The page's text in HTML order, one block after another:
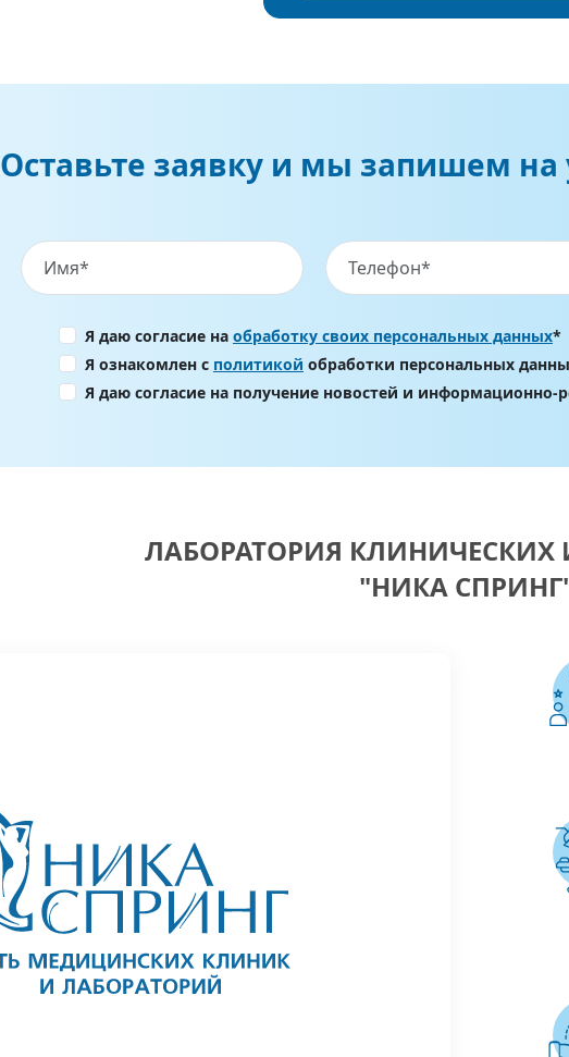
Оставьте заявку и мы запишем на
Я даю согласие на обработку своих персональных данных*
Я ознакомлен с политикой обработки персональных
Я даю согласие на получение новостей и
ЛАБОРАТОРИЯ
"НИКА